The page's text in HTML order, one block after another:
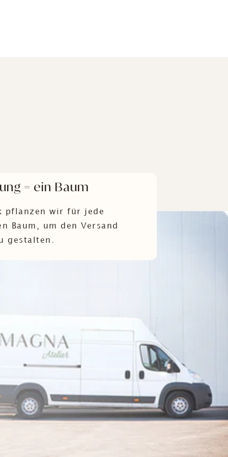
= ein Baum
pflanzen wir für jede
Baum, um den Versand
gestalten.